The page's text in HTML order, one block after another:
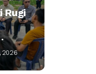
Rugi
2026